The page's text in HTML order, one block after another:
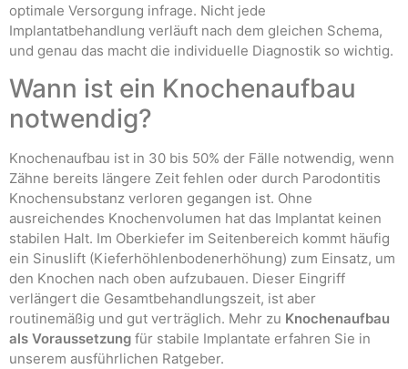
optimale Versorgung infrage. Nicht jede
Implantatbehandlung verläuft nach dem gleichen Schema,
und genau das macht die individuelle Diagnostik so wichtig.
Wann ist ein Knochenaufbau
notwendig?
Knochenaufbau ist in 30 bis 50% der Fälle notwendig, wenn
Zähne bereits längere Zeit fehlen oder durch Parodontitis
Knochensubstanz verloren gegangen ist. Ohne
ausreichendes Knochenvolumen hat das Implantat keinen
stabilen Halt. Im Oberkiefer im Seitenbereich kommt häufig
ein Sinuslift (Kieferhöhlenbodenerhöhung) zum Einsatz, um
den Knochen nach oben aufzubauen. Dieser Eingriff
verlängert die Gesamtbehandlungszeit, ist aber
routinemäßig und gut verträglich. Mehr zu Knochenaufbau
als Voraussetzung für stabile Implantate erfahren Sie in
unserem ausführlichen Ratgeber.